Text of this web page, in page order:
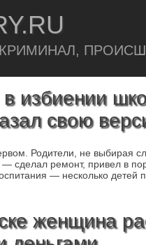
избиении
свою
Родители, не выбирая
сделал ремонт, привел в
— несколько детей
женщина